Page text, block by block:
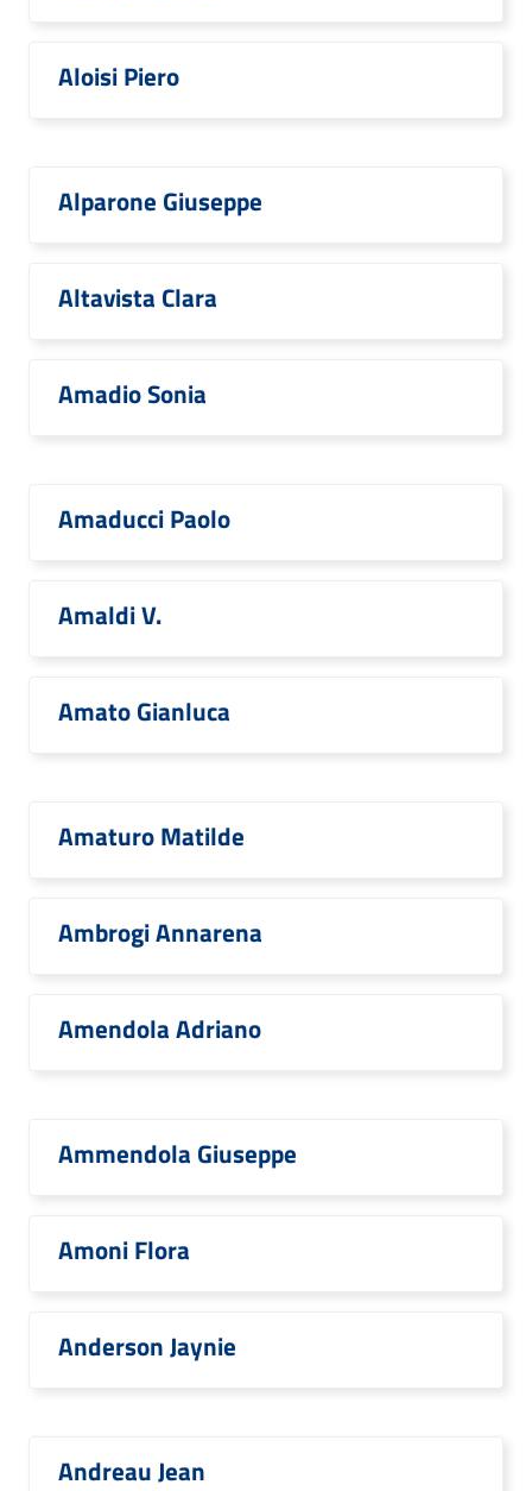
Aloisi Piero
Alparone Giuseppe
Altavista Clara
Amadio Sonia
Amaducci Paolo
Amaldi V.
Amato Gianluca
Amaturo Matilde
Ambrogi Annarena
Amendola Adriano
Ammendola Giuseppe
Amoni Flora
Anderson Jaynie
Andreau Jean